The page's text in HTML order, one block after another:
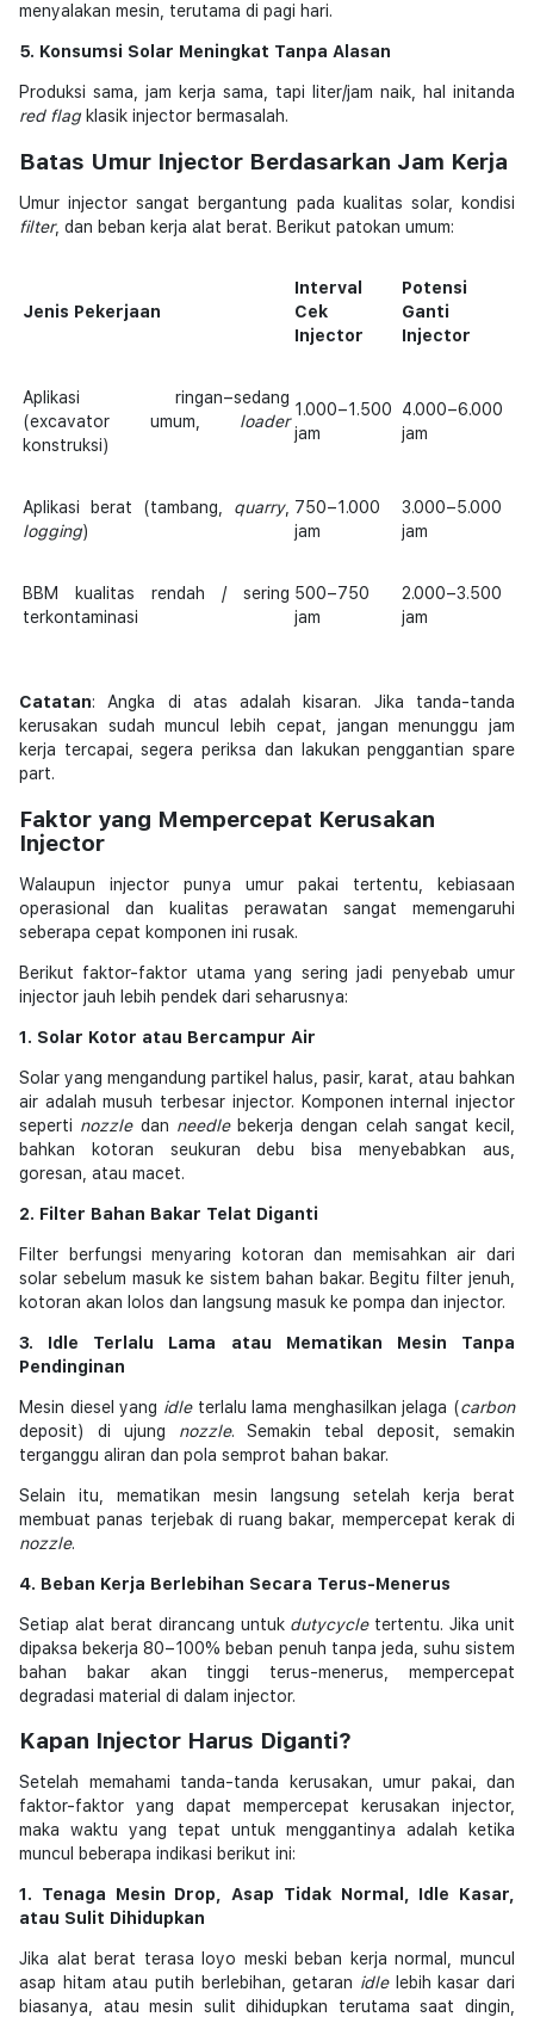
menyalakan mesin, terutama di pagi hari.
5. Konsumsi Solar Meningkat Tanpa Alasan
Produksi sama, jam kerja sama, tapi liter/jam naik, hal initanda
red flag klasik injector bermasalah.
Batas Umur Injector Berdasarkan Jam Kerja
Umur injector sangat bergantung pada kualitas solar, kondisi
filter, dan beban kerja alat berat. Berikut patokan umum:
Jenis Pekerjaan
Interval
Cek
Injector
Potensi
Ganti
Injector
Aplikasi ringan–sedang
(excavator umum, loader
konstruksi)
1.000–1.500
jam
4.000–6.000
jam
Aplikasi berat (tambang, quarry,
logging)
750–1.000
jam
3.000–5.000
jam
BBM kualitas rendah / sering
terkontaminasi
500–750
jam
2.000–3.500
jam
Catatan: Angka di atas adalah kisaran. Jika tanda-tanda
kerusakan sudah muncul lebih cepat, jangan menunggu jam
kerja tercapai, segera periksa dan lakukan penggantian spare
part.
Faktor yang Mempercepat Kerusakan
Injector
Walaupun injector punya umur pakai tertentu, kebiasaan
operasional dan kualitas perawatan sangat memengaruhi
seberapa cepat komponen ini rusak.
Berikut faktor-faktor utama yang sering jadi penyebab umur
injector jauh lebih pendek dari seharusnya:
1. Solar Kotor atau Bercampur Air
Solar yang mengandung partikel halus, pasir, karat, atau bahkan
air adalah musuh terbesar injector. Komponen internal injector
seperti nozzledan needlebekerja dengan celah sangat kecil,
bahkan kotoran seukuran debu bisa menyebabkan aus,
goresan, atau macet.
2. Filter Bahan Bakar Telat Diganti
Filter berfungsi menyaring kotoran dan memisahkan air dari
solar sebelum masuk ke sistem bahan bakar. Begitu filter jenuh,
kotoran akan lolos dan langsung masuk ke pompa dan injector.
3. Idle Terlalu Lama atau Mematikan Mesin Tanpa
Pendinginan
Mesin diesel yang idleterlalu lama menghasilkan jelaga (carbon
deposit) di ujung nozzle. Semakin tebal deposit, semakin
terganggu aliran dan pola semprot bahan bakar.
Selain itu, mematikan mesin langsung setelah kerja berat
membuat panas terjebak di ruang bakar, mempercepat kerak di
nozzle.
4. Beban Kerja Berlebihan Secara Terus-Menerus
Setiap alat berat dirancang untuk dutycycletertentu. Jika unit
dipaksa bekerja 80–100% beban penuh tanpa jeda, suhu sistem
bahan bakar akan tinggi terus-menerus, mempercepat
degradasi material di dalam injector.
Kapan Injector Harus Diganti?
Setelah memahami tanda-tanda kerusakan, umur pakai, dan
faktor-faktor yang dapat mempercepat kerusakan injector,
maka waktu yang tepat untuk menggantinya adalah ketika
muncul beberapa indikasi berikut ini:
1. Tenaga Mesin Drop, Asap Tidak Normal, Idle Kasar,
atau Sulit Dihidupkan
Jika alat berat terasa loyo meski beban kerja normal, muncul
asap hitam atau putih berlebihan, getaran idlelebih kasar dari
biasanya, atau mesin sulit dihidupkan terutama saat dingin,